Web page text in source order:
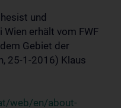
und
erhält vom FWF
Gebiet der
25-1-2016) Klaus
web/en/about-